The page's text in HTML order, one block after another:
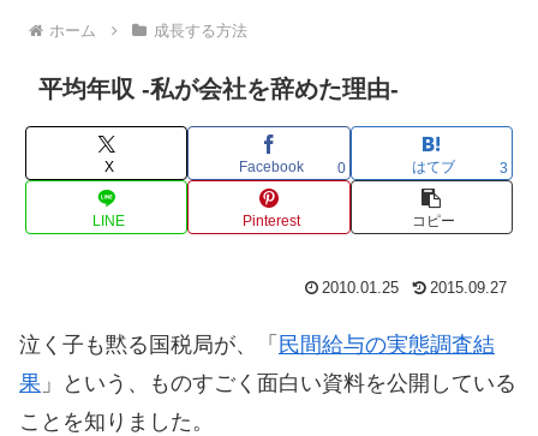
ホーム 成長する方法
平均年収 -私が会社を辞めた理由-
X Facebook 0 はてブ 3
LINE Pinterest コピー
2010.01.25 2015.09.27
泣く子も黙る国税局が、「 民間給与の実態調査結
果 」という、ものすごく面白い資料を公開している
ことを知りました。